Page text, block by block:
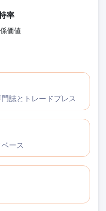
率
価値
誌とトレードプレス
ース